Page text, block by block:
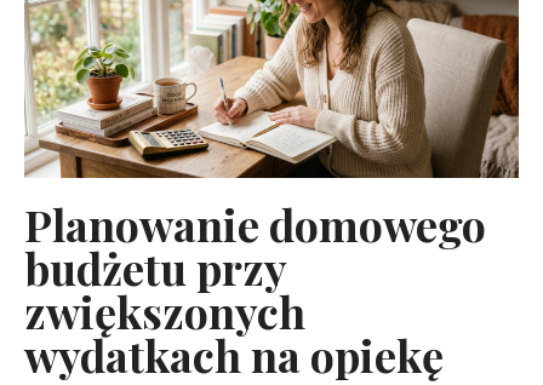
Planowanie domowego
budżetu przy
zwiększonych
wydatkach na opiekę